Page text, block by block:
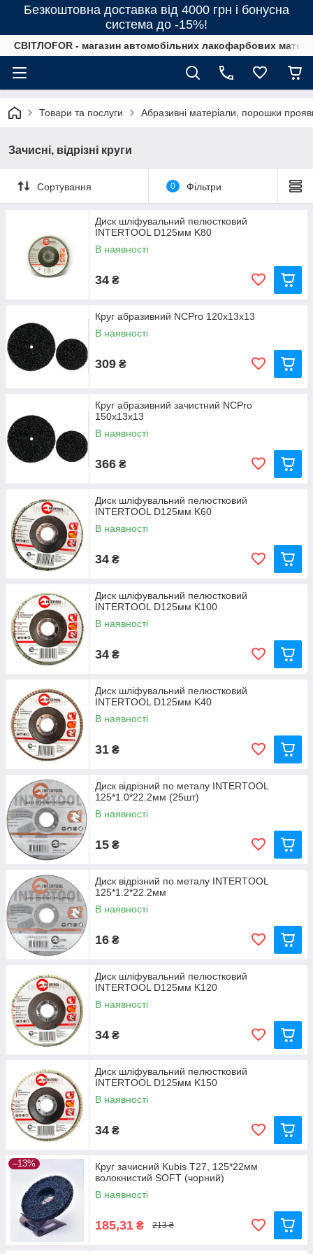
Безкоштовна доставка від 4000 грн і бонусна
система до -15%!
СВІТЛОFOR - магазин автомобільних лакофарбових
Товари та послуги Абразивні матеріали, порошки
Зачисні, відрізні круги
Сортування 0 Фільтри
Диск шліфувальний пелюстковий
INTERTOOL D125мм K80
В наявності
34 ₴
Круг абразивний NCPro 120х13х13
В наявності
309 ₴
Круг абразивний зачистний NCPro
150х13х13
В наявності
366 ₴
Диск шліфувальний пелюстковий
INTERTOOL D125мм K60
В наявності
34 ₴
Диск шліфувальний пелюстковий
INTERTOOL D125мм K100
В наявності
34 ₴
Диск шліфувальний пелюстковий
INTERTOOL D125мм K40
В наявності
31 ₴
Диск відрізний по металу INTERTOOL
125*1.0*22.2мм (25шт)
В наявності
15 ₴
Диск відрізний по металу INTERTOOL
125*1.2*22.2мм
В наявності
16 ₴
Диск шліфувальний пелюстковий
INTERTOOL D125мм K120
В наявності
34 ₴
Диск шліфувальний пелюстковий
INTERTOOL D125мм K150
В наявності
34 ₴
–13%
Круг зачисний Kubis Т27, 125*22мм
волокнистий SOFT (чорний)
В наявності
185,31 ₴ 213 ₴